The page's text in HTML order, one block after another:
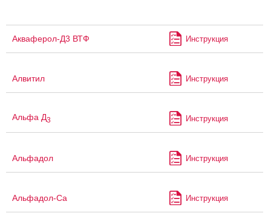
Акваферол-Д3 ВТФ Инструкция
Алвитил Инструкция
Альфа Д3 Инструкция
Альфадол Инструкция
Альфадол-Са Инструкция